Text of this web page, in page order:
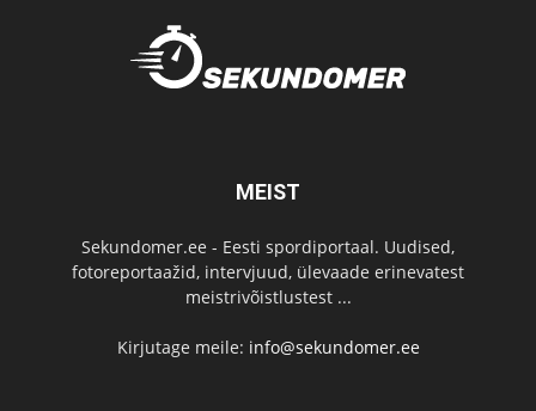
MEIST
Sekundomer.ee - Eesti spordiportaal. Uudised,
fotoreportaažid, intervjuud, ülevaade erinevatest
meistrivõistlustest ...
Kirjutage meile: info@sekundomer.ee